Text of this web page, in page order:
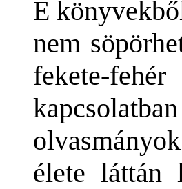
E
nem
fekete-
élete láttán